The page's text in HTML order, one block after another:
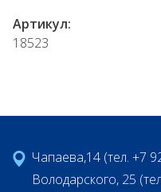
Артикул:
18523
Чапаева,14 (тел. +7
Володарского, 25